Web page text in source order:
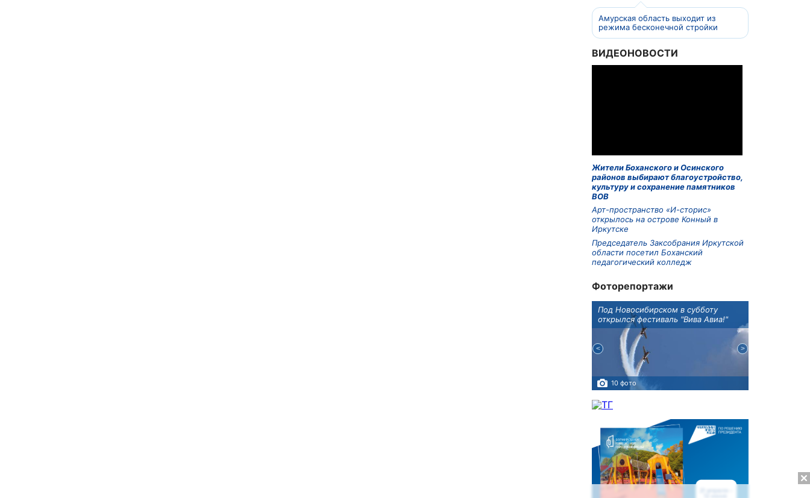
Амурская область выходит из
режима бесконечной стройки
ВИДЕОНОВОСТИ
Жители Боханского и Осинского
районов выбирают благоустройство,
культуру и сохранение памятников
ВОВ
Арт-пространство «И-сторис»
открылось на острове Конный в
Иркутске
Председатель Заксобрания Иркутской
области посетил Боханский
педагогический колледж
Фоторепортажи
Под Новосибирском в субботу
открылся фестиваль "Вива Авиа!"
10 фото